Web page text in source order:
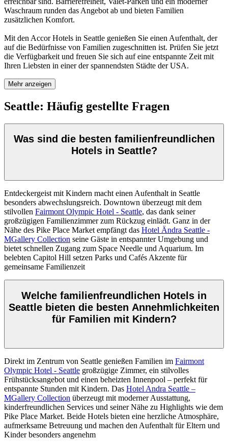
Waschraum runden das Angebot ab und bieten Familien
zusätzlichen Komfort.
Mit den Accor Hotels in Seattle genießen Sie einen Aufenthalt, der
auf die Bedürfnisse von Familien zugeschnitten ist. Prüfen Sie jetzt
die Verfügbarkeit und freuen Sie sich auf eine entspannte Zeit mit
Ihren Liebsten in einer der spannendsten Städte der USA.
Mehr anzeigen
Seattle: Häufig gestellte Fragen
Was sind die besten familienfreundlichen
Hotels in Seattle?
Entdeckergeist mit Kindern macht einen Aufenthalt in Seattle
besonders abwechslungsreich. Downtown überzeugt mit dem
stilvollen Fairmont Olympic Hotel - Seattle, das dank seiner
großzügigen Familienzimmer zum Rückzug einlädt. Ganz in der
Nähe des Pike Place Market empfängt das Hotel Ändra Seattle -
MGallery Collection seine Gäste in entspannter Umgebung und
bietet schnellen Zugang zum Space Needle und Aquarium. Im
belebten Capitol Hill setzen Parks und Cafés Akzente für
gemeinsame Familienzeit
Welche familienfreundlichen Hotels in
Seattle bieten die besten Annehmlichkeiten
für Familien mit Kindern?
Direkt im Zentrum von Seattle genießen Familien im Fairmont
Olympic Hotel - Seattle großzügige Zimmer, ein stilvolles
Frühstücksangebot und einen beheizten Innenpool – perfekt für
entspannte Stunden mit Kindern. Das Hotel Andra Seattle –
MGallery Collection überzeugt mit moderner Ausstattung,
kinderfreundlichen Services und seiner Nähe zu Highlights wie dem
Pike Place Market. Beide Hotels bieten eine herzliche Atmosphäre,
aufmerksame Betreuung und machen den Aufenthalt für Eltern und
Kinder besonders angenehm